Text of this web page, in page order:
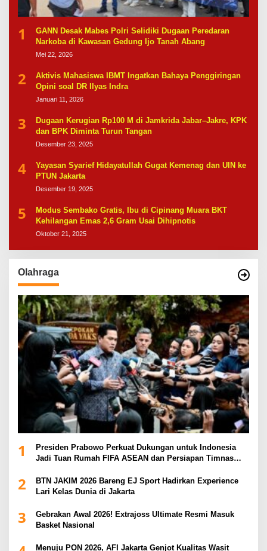
1
GANN Desak Mabes Polri Selidiki Dugaan Peredaran
Narkoba di Kawasan Gedung Ijo Tanah Abang
Mei 22, 2026
2
Aktivis Mahasiswa IBMT Ingatkan Bahaya Penggiringan
Opini soal DR Ilyas Indra
Januari 11, 2026
3
Dugaan Kerugian Rp100 M di Jamkrida Jabar–Jakre, KPK
dan BPK Diminta Turun Tangan
Desember 23, 2025
4
Yayasan Syarief Hidayatullah Gugat Kemenag dan UIN ke
PTUN Jakarta
Desember 19, 2025
5
Modus Sembako Gratis, Ibu di Cipinang Muara BKT
Kehilangan Emas 2,6 Gram Usai Dihipnotis
Oktober 21, 2025
Olahraga
1
Presiden Prabowo Perkuat Dukungan untuk Indonesia
Jadi Tuan Rumah FIFA ASEAN dan Persiapan Timnas
2
BTN JAKIM 2026 Bareng EJ Sport Hadirkan Experience
Lari Kelas Dunia di Jakarta
3
Gebrakan Awal 2026! Extrajoss Ultimate Resmi Masuk
Basket Nasional
Menuju PON 2026, AFI Jakarta Genjot Kualitas Wasit